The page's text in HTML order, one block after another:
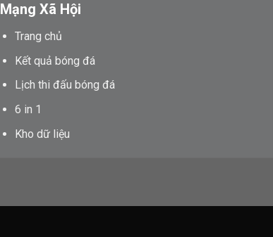
Mạng Xã Hội
Trang chủ
Kết quả bóng đá
Lịch thi đấu bóng đá
6 in 1
Kho dữ liệu